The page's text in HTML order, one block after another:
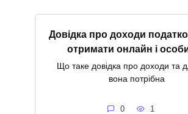
Довідка про доходи
отримати онлайн і
Що таке довідка про доходи та
вона потрібна
0 1